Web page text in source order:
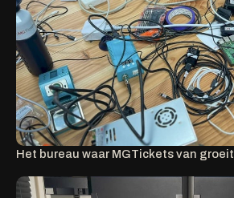
Het bureau waar MGTickets van groeit